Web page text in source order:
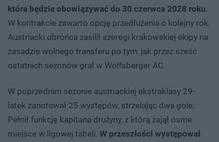
która będzie obowiązywać do 30 czerwca 2028 roku.
W kontrakcie zawarto opcję przedłużenia o kolejny rok.
Austriacki obrońca zasilił szeregi krakowskiej ekipy na
zasadzie wolnego transferu po tym, jak przez sześć
ostatnich sezonów grał w Wolfsberger AC.
W poprzednim sezonie austriackiej ekstraklasy 29-
latek zanotował 25 występów, strzelając dwa gole.
Pełnił funkcję kapitana drużyny, z którą zajął ósme
miejsce w ligowej tabeli. W przeszłości występował